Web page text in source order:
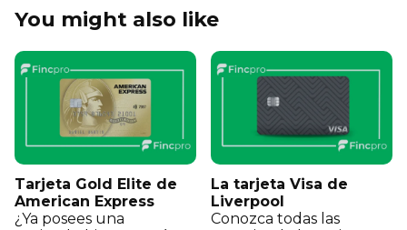
You might also like
Tarjeta Gold Elite de
American Express
¿Ya posees una
La tarjeta Visa de
Liverpool
Conozca todas las